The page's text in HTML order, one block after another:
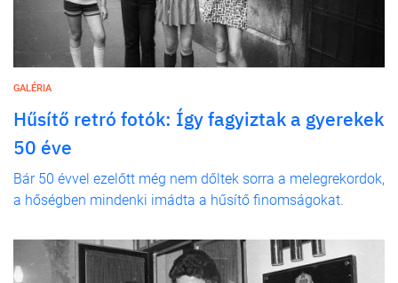
GALÉRIA
Hűsítő retró fotók: Így fagyiztak a gyerekek
50 éve
Bár 50 évvel ezelőtt még nem dőltek sorra a melegrekordok,
a hőségben mindenki imádta a hűsítő finomságokat.